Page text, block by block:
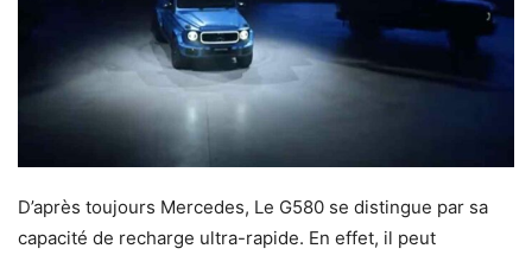
D’après toujours Mercedes, Le G580 se distingue par sa
capacité de recharge ultra-rapide. En effet, il peut